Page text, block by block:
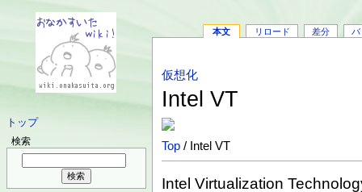
トップ
検索
本文 リロード 差分 バ
仮想化
Intel VT
Top / Intel VT
Intel Virtualization